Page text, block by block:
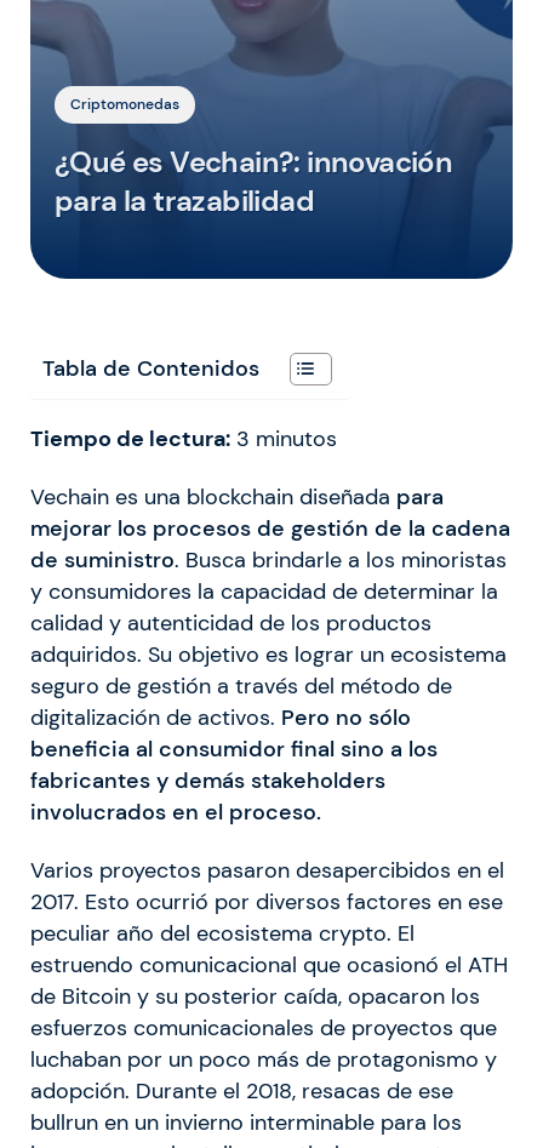
Criptomonedas
¿Qué es Vechain?: innovación
para la trazabilidad
Tabla de Contenidos
Tiempo de lectura: 3 minutos
Vechain es una blockchain diseñada para
mejorar los procesos de gestión de la cadena
de suministro. Busca brindarle a los minoristas
y consumidores la capacidad de determinar la
calidad y autenticidad de los productos
adquiridos. Su objetivo es lograr un ecosistema
seguro de gestión a través del método de
digitalización de activos. Pero no sólo
beneficia al consumidor final sino a los
fabricantes y demás stakeholders
involucrados en el proceso.
Varios proyectos pasaron desapercibidos en el
2017. Esto ocurrió por diversos factores en ese
peculiar año del ecosistema crypto. El
estruendo comunicacional que ocasionó el ATH
de Bitcoin y su posterior caída, opacaron los
esfuerzos comunicacionales de proyectos que
luchaban por un poco más de protagonismo y
adopción. Durante el 2018, resacas de ese
bullrun en un invierno interminable para los